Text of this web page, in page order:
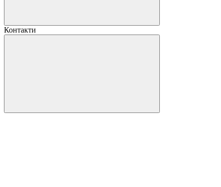
Контакти